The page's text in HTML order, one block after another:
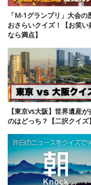
「M-1グランプリ」大会の
おさらいクイズ！【お笑い
なら満点】
【東京vs大阪】世界遺産が
のはどっち？【二択クイズ】